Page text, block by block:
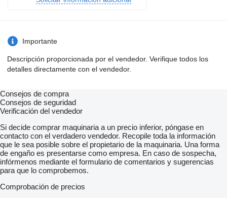
Importante
Descripción proporcionada por el vendedor. Verifique todos los
detalles directamente con el vendedor.
Consejos de compra
Consejos de seguridad
Verificación del vendedor
Si decide comprar maquinaria a un precio inferior, póngase en
contacto con el verdadero vendedor. Recopile toda la información
que le sea posible sobre el propietario de la maquinaria. Una forma
de engaño es presentarse como empresa. En caso de sospecha,
infórmenos mediante el formulario de comentarios y sugerencias
para que lo comprobemos.
Comprobación de precios